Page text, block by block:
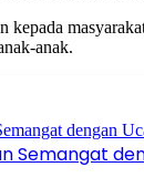
kepada
anak.
Semangat